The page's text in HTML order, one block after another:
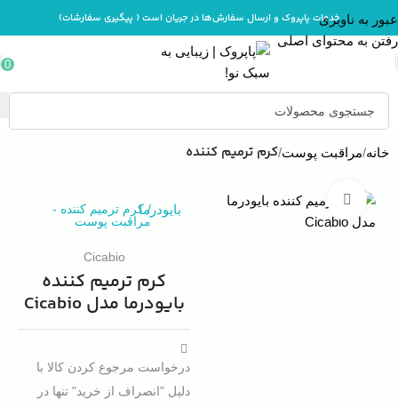
عبور به ناوبری
رفتن به محتوای اصلی
خدمات پاپروک و ارسال سفارش‌ها در جریان است ( پیگیری سفارشات)
0
خانه مراقبت پوست کرم ترمیم کننده
بزرگنمایی تصویر
بایودرما
/کرم ترمیم کننده -
مراقبت پوست
Cicabio
کرم ترمیم کننده
بایودرما مدل Cicabio
درخواست مرجوع کردن کالا با
دلیل "انصراف از خرید" تنها در